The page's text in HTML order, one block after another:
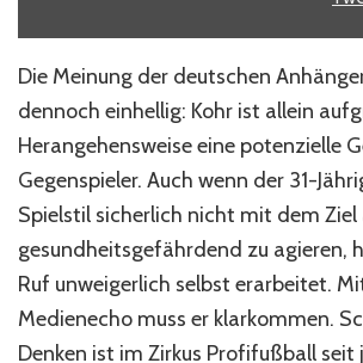
Die Meinung der deutschen
dennoch einhellig: Kohr ist allein
Herangehensweise eine potenzielle
Gegenspieler. Auch wenn der 31-
Spielstil sicherlich nicht mit dem
gesundheitsgefährdend zu agieren,
Ruf unweigerlich selbst erarbeitet.
Medienecho muss er klarkommen.
Denken ist im Zirkus Profifußball seit